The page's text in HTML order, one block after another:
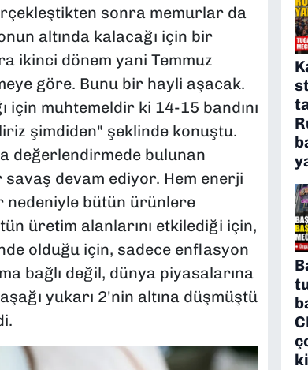
sonra memurlar da
altında kalacağı için bir
ikinci dönem yani Temmuz
göre. Bunu bir hayli aşacak.
için muhtemeldir ki 14-15 bandını
şimdiden" şeklinde konuştu.
değerlendirmede bulunan
devam ediyor. Hem enerji
nedeniyle bütün ürünlere
üretim alanlarını etkilediği için,
olduğu için, sadece enflasyon
bağlı değil, dünya piyasalarına
yukarı 2'nin altına düşmüştü